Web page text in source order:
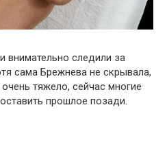
внимательно следили за
сама Брежнева не скрывала,
тяжело, сейчас многие
прошлое позади.